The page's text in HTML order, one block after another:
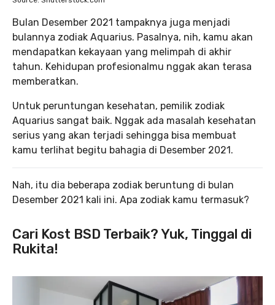
Bulan Desember 2021 tampaknya juga menjadi
bulannya zodiak Aquarius. Pasalnya, nih, kamu akan
mendapatkan kekayaan yang melimpah di akhir
tahun. Kehidupan profesionalmu nggak akan terasa
memberatkan.
Untuk peruntungan kesehatan, pemilik zodiak
Aquarius sangat baik. Nggak ada masalah kesehatan
serius yang akan terjadi sehingga bisa membuat
kamu terlihat begitu bahagia di Desember 2021.
Nah, itu dia beberapa zodiak beruntung di bulan
Desember 2021 kali ini. Apa zodiak kamu termasuk?
Cari Kost BSD Terbaik? Yuk, Tinggal di
Rukita!